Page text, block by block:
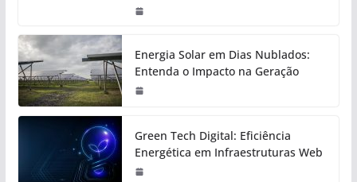
Energia Solar em Dias Nublados:
Entenda o Impacto na Geração
Green Tech Digital: Eficiência
Energética em Infraestruturas Web